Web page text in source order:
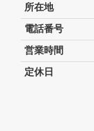
所在地
電話番号
営業時間
定休日